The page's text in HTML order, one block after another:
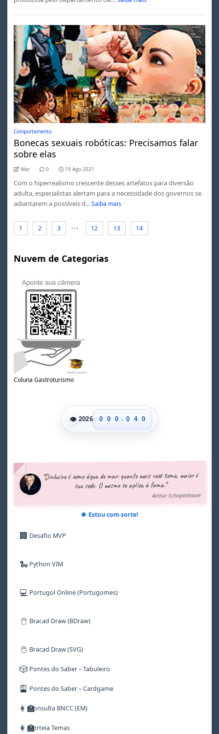
Comportamento
Bonecas sexuais robóticas: Precisamos falar
sobre elas
War 0 19 Ago 2021
Com o hiperrealismo crescente desses artefatos para diversão
adulta, especialistas alertam para a necessidade dos governos se
adiantarem a possíveis d... Saiba mais
1 2 3 ... 12 13 14
Nuvem de Categorias
Coluna Gastroturismo
👁 2026
0
1
6
7
0
1
6
7
0
1
6
7
. 0
1
6
7
3
4
5
0
1
6
7
“Dinheiro é como água do mar: quanto mais você toma, maior é
sua sede. O mesmo se aplica à fama.”
Arthur Schopenhauer
🍀 Estou com sorte!
🏢 Desafio MVP
🐍 Python VIM
💻 Portugol Online (Portugomes)
🖱️ Bracad Draw (BDraw)
🖱️ Bracad Draw (SVG)
🎲 Pontes do Saber – Tabuleiro
🎴 Pontes do Saber – Cardgame
👩‍🏫Consulta BNCC (EM)
👩‍🏫Sorteia Temas